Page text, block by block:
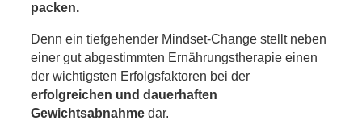
packen.
Denn ein tiefgehender Mindset-Change stellt neben
einer gut abgestimmten Ernährungstherapie einen
der wichtigsten Erfolgsfaktoren bei der
erfolgreichen und dauerhaften
Gewichtsabnahme dar.